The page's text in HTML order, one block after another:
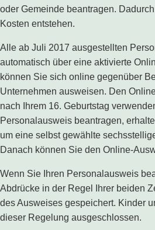
oder Gemeinde beantragen.
Kosten entstehen.
Alle ab Juli 2017 ausgestellten
automatisch über eine aktivierte
können Sie sich online gegenüber
Unternehmen ausweisen. Den
nach Ihrem 16. Geburtstag
Personalausweis beantragen,
um eine selbst gewählte
Danach können Sie den Online-
Wenn Sie Ihren Personalausweis
Abdrücke in der Regel Ihrer beiden
des Ausweises gespeichert. Kinder
dieser Regelung ausgeschlossen.